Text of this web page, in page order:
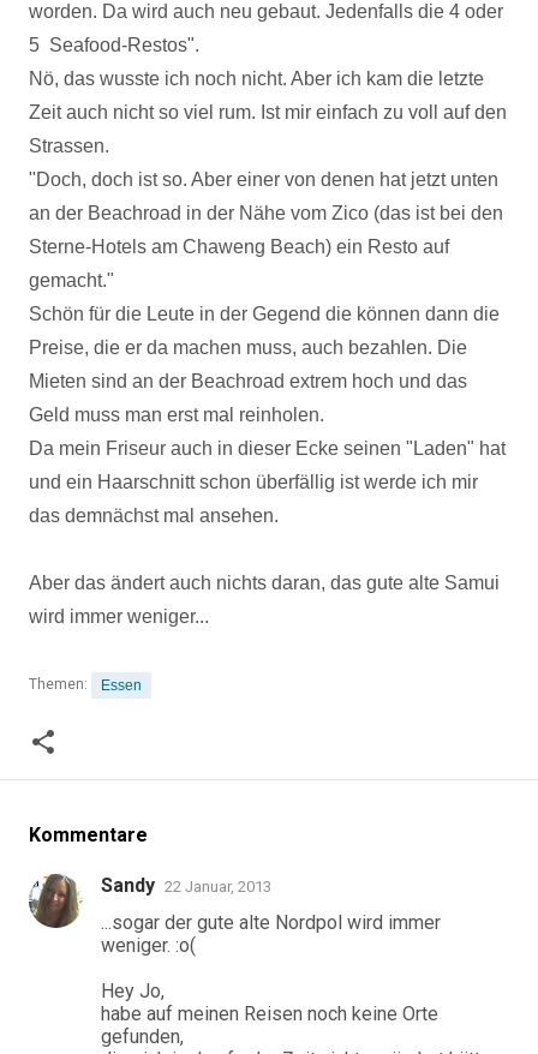
worden. Da wird auch neu gebaut. Jedenfalls die 4 oder
5 Seafood-Restos".
Nö, das wusste ich noch nicht. Aber ich kam die letzte
Zeit auch nicht so viel rum. Ist mir einfach zu voll auf den
Strassen.
"Doch, doch ist so. Aber einer von denen hat jetzt unten
an der Beachroad in der Nähe vom Zico (das ist bei den
Sterne-Hotels am Chaweng Beach) ein Resto auf
gemacht."
Schön für die Leute in der Gegend die können dann die
Preise, die er da machen muss, auch bezahlen. Die
Mieten sind an der Beachroad extrem hoch und das
Geld muss man erst mal reinholen.
Da mein Friseur auch in dieser Ecke seinen "Laden" hat
und ein Haarschnitt schon überfällig ist werde ich mir
das demnächst mal ansehen.
Aber das ändert auch nichts daran, das gute alte Samui
wird immer weniger...
Themen: Essen
Kommentare
Sandy 22 Januar, 2013
...sogar der gute alte Nordpol wird immer
weniger. :o(
Hey Jo,
habe auf meinen Reisen noch keine Orte
gefunden,